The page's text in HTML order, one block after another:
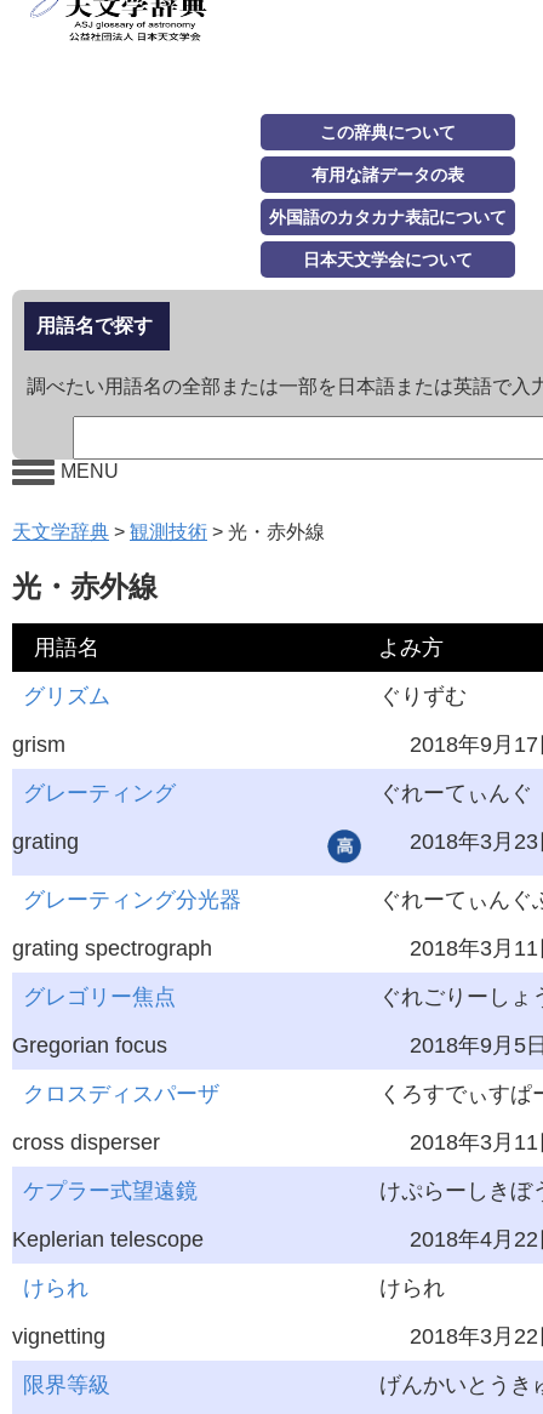
この辞典について
有用な諸データの表
外国語のカタカナ表記について
日本天文学会について
用語名で探す
調べたい用語名の全部または一部を日本語または英語で入
MENU
天文学辞典 > 観測技術 > 光・赤外線
光・赤外線
用語名
よみ方
英語
学習レベル 最終更新
グリズム
ぐりずむ
grism
2018年9月17
グレーティング
ぐれーてぃんぐ
grating
2018年3月23
グレーティング分光器
ぐれーてぃんぐ
grating spectrograph
2018年3月11
グレゴリー焦点
ぐれごりーしょ
Gregorian focus
2018年9月5
クロスディスパーザ
くろすでぃすぱ
cross disperser
2018年3月11
ケプラー式望遠鏡
けぷらーしきぼ
Keplerian telescope
2018年4月22
けられ
けられ
vignetting
2018年3月22
限界等級
げんかいとうき